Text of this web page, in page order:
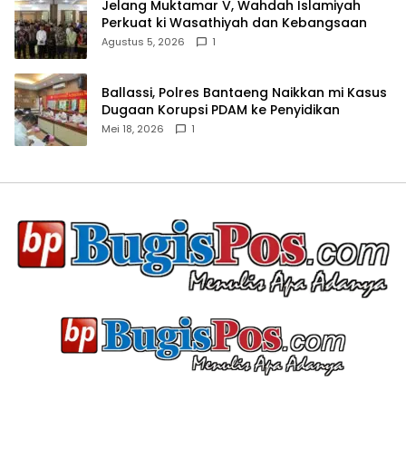
Jelang Muktamar V, Wahdah Islamiyah
Perkuat ki Wasathiyah dan Kebangsaan
Agustus 5, 2026 1
Ballassi, Polres Bantaeng Naikkan mi Kasus
Dugaan Korupsi PDAM ke Penyidikan
Mei 18, 2026 1